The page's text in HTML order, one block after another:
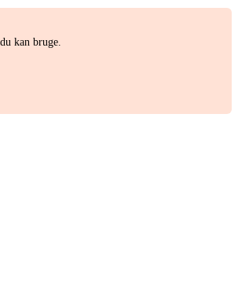
kan bruge.